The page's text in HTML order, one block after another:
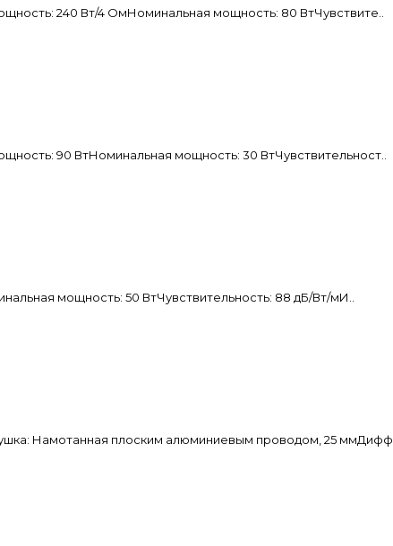
240 Вт/4 ОмНоминальная мощность: 80 ВтЧувствите..
90 ВтНоминальная мощность: 30 ВтЧувствительност..
мощность: 50 ВтЧувствительность: 88 дБ/Вт/мИ..
Намотанная плоским алюминиевым проводом, 25 ммДифф..